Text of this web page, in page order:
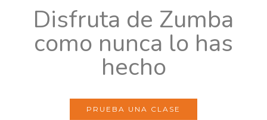
Disfruta de Zumba
como nunca lo has
hecho
PRUEBA UNA CLASE